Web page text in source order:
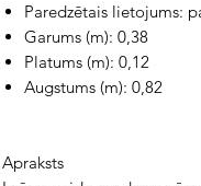
Paredzētais lietojums:
Garums (m): 0,38
Platums (m): 0,12
Augstums (m): 0,82
Apraksts